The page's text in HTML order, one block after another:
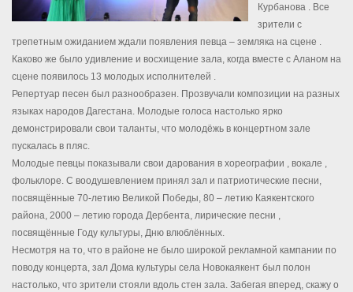
Курбанова . Все
зрители с
трепетным ожиданием ждали появления певца – земляка на сцене .
Каково же было удивление и восхищение зала, когда вместе с Аланом на
сцене появилось 13 молодых исполнителей .
Репертуар песен был разнообразен. Прозвучали композиции на разных
языках народов Дагестана. Молодые голоса настолько ярко
демонстрировали свои таланты, что молодёжь в концертном зале
пускалась в пляс.
Молодые певцы показывали свои дарования в хореографии , вокале ,
фольклоре. С воодушевлением принял зал и патриотические песни,
посвящённые 70-летию Великой Победы, 80 – летию Каякентского
района, 2000 – летию города Дербента, лирические песни ,
посвящённые Году культуры, Дню влюблённых.
Несмотря на то, что в районе не было широкой рекламной кампании по
поводу концерта, зал Дома культуры села Новокаякент был полон
настолько, что зрители стояли вдоль стен зала. Забегая вперед, скажу о